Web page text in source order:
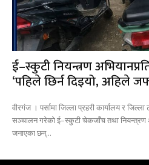
ई–स्कुटी नियन्त्रण
‘पहिले छिर्न दिइयो, अहिले
वीरगंज । पर्सामा जिल्ला प्रहरी कार्यालय र
सञ्चालन गरेको ई–स्कुटी चेकजाँच तथा नियन्त्रण
जनाएका छन्...